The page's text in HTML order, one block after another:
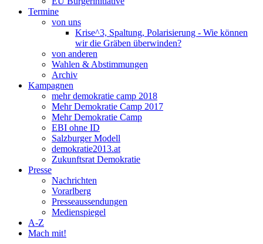
Termine
von uns
Krise^3, Spaltung, Polarisierung - Wie können
wir die Gräben überwinden?
von anderen
Wahlen & Abstimmungen
Archiv
Kampagnen
mehr demokratie camp 2018
Mehr Demokratie Camp 2017
Mehr Demokratie Camp
EBI ohne ID
Salzburger Modell
demokratie2013.at
Zukunftsrat Demokratie
Presse
Nachrichten
Vorarlberg
Presseaussendungen
Medienspiegel
A-Z
Mach mit!